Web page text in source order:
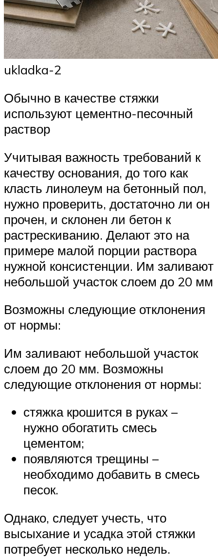
ukladka-2
Обычно в качестве стяжки
используют цементно-песочный
раствор
Учитывая важность требований к
качеству основания, до того как
класть линолеум на бетонный пол,
нужно проверить, достаточно ли он
прочен, и склонен ли бетон к
растрескиванию. Делают это на
примере малой порции раствора
нужной консистенции. Им заливают
небольшой участок слоем до 20 мм
Возможны следующие отклонения
от нормы:
Им заливают небольшой участок
слоем до 20 мм. Возможны
следующие отклонения от нормы:
стяжка крошится в руках –
нужно обогатить смесь
цементом;
появляются трещины –
необходимо добавить в смесь
песок.
Однако, следует учесть, что
высыхание и усадка этой стяжки
потребует несколько недель.